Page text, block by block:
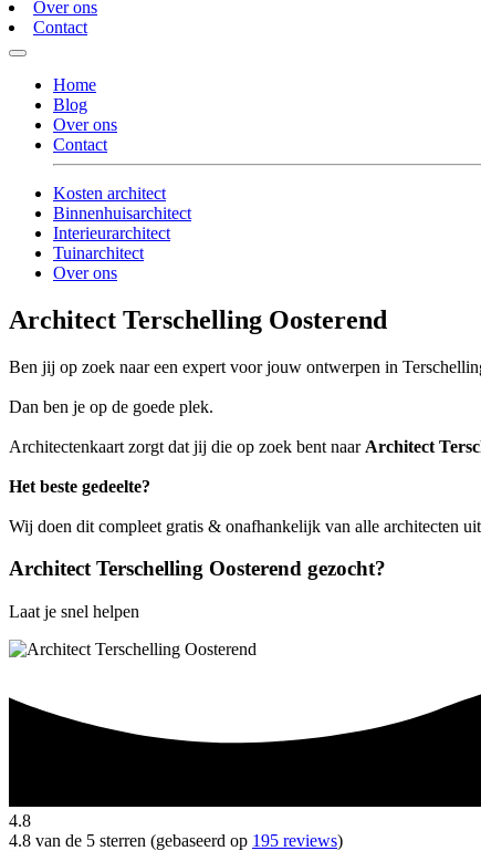
Over ons
Contact
Home
Blog
Over ons
Contact
Kosten architect
Binnenhuisarchitect
Interieurarchitect
Tuinarchitect
Over ons
Architect Terschelling Oosterend
Ben jij op zoek naar een expert voor jouw ontwerpen in
Dan ben je op de goede plek.
Architectenkaart zorgt dat jij die op zoek bent naar Architect
Het beste gedeelte?
Wij doen dit compleet gratis & onafhankelijk van alle architecten
Architect Terschelling Oosterend gezocht?
Laat je snel helpen
4.8
4.8 van de 5 sterren (gebaseerd op 195 reviews)